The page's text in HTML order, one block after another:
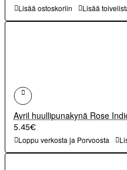
Lisää ostoskoriin Lisää
Avril huullipunakynä Rose
5.45€
Loppu verkosta ja Porvoosta